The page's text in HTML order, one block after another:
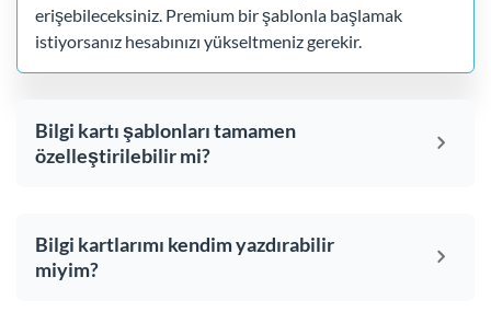
erişebileceksiniz. Premium bir şablonla başlamak
istiyorsanız hesabınızı yükseltmeniz gerekir.
Bilgi kartı şablonları tamamen
özelleştirilebilir mi?
Bilgi kartlarımı kendim yazdırabilir
miyim?